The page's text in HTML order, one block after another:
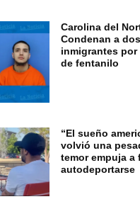
Carolina del
Condenan a dos
inmigrantes por
de fentanilo
“El sueño
volvió una
temor empuja a
autodeportarse